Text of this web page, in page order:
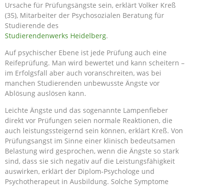
Ursache für Prüfungsängste sein, erklärt Volker Kreß
(35), Mitarbeiter der Psychosozialen Beratung für
Studierende des
Studierendenwerks Heidelberg.
Auf psychischer Ebene ist jede Prüfung auch eine
Reifeprüfung. Man wird bewertet und kann scheitern –
im Erfolgsfall aber auch voranschreiten, was bei
manchen Studierenden unbewusste Ängste vor
Ablösung auslösen kann.
Leichte Ängste und das sogenannte Lampenfieber
direkt vor Prüfungen seien normale Reaktionen, die
auch leistungssteigernd sein können, erklärt Kreß. Von
Prüfungsangst im Sinne einer klinisch bedeutsamen
Belastung wird gesprochen, wenn die Ängste so stark
sind, dass sie sich negativ auf die Leistungsfähigkeit
auswirken, erklärt der Diplom-Psychologe und
Psychotherapeut in Ausbildung. Solche Symptome